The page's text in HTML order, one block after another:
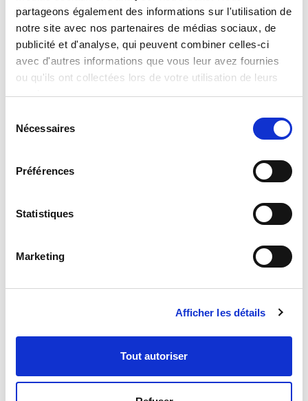
partageons également des informations sur l'utilisation de
notre site avec nos partenaires de médias sociaux, de
publicité et d'analyse, qui peuvent combiner celles-ci
avec d'autres informations que vous leur avez fournies
ou qu'ils ont collectées lors de votre utilisation de leurs
services.
Nécessaires
Préférences
Statistiques
Marketing
Afficher les détails
Tout autoriser
VIDI-Bibliotheken.
Die Möglichkeit, Funktionen und Bildschirme über Plugins
erfüllen und gleichzeitig die Kompatibilität mit der
Standardsoftware zu gewährleisten.
Anwendungen und Geschäftsfunktionen zur Erfüllung der
Anforderungen verschiedener industrieller Anwendungen.